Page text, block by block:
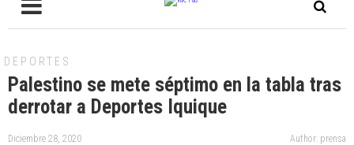
DEPORTES
Palestino se mete séptimo en la tabla tras
derrotar a Deportes Iquique
Diciembre 28, 2020 Author: prensa